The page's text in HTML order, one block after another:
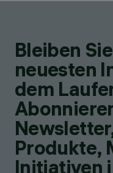
Bleiben
neuesten
dem
Produkte,
Initiativen